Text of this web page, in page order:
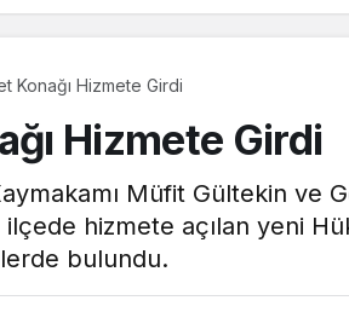
Konağı Hizmete Girdi
Hizmete Girdi
Müfit Gültekin ve
ilçede hizmete açılan yeni
bulundu.